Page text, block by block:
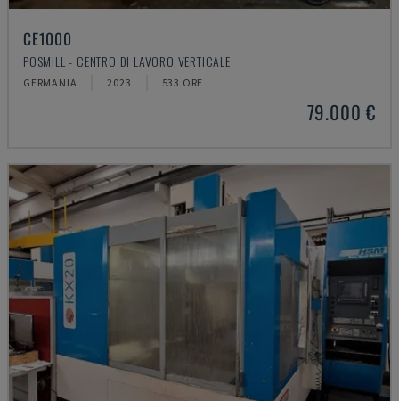
CE1000
POSMILL - CENTRO DI LAVORO VERTICALE
GERMANIA 2023 533 ORE
79.000 €